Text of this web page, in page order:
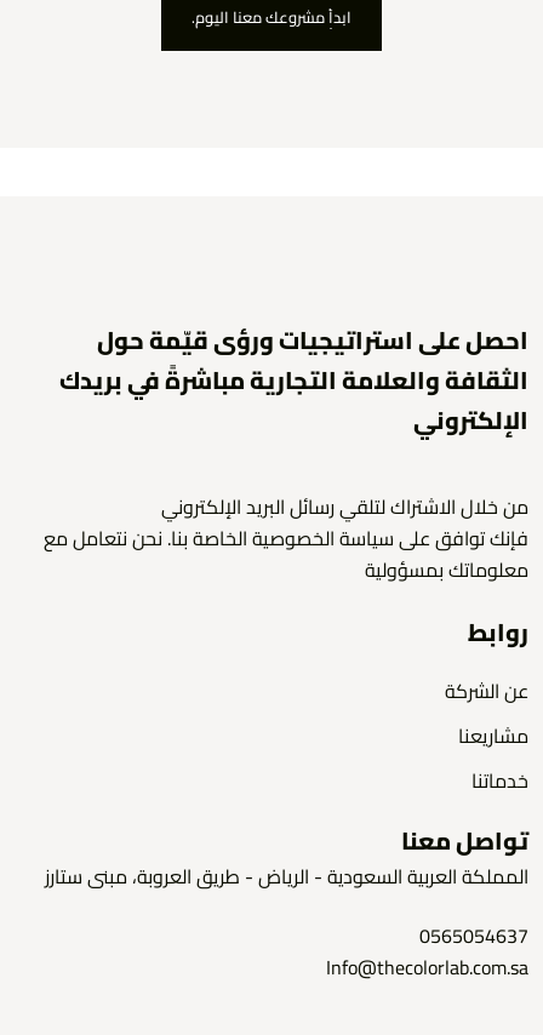
ابدأ مشروعك معنا اليوم.
ابدأ مشروعك معنا اليوم.
احصل على استراتيجيات ورؤى قيّمة حول
الثقافة والعلامة التجارية مباشرةً في بريدك
الإلكتروني
من خلال الاشتراك لتلقي رسائل البريد الإلكتروني
فإنك توافق على سياسة الخصوصية الخاصة بنا. نحن نتعامل مع
معلوماتك بمسؤولية
روابط
عن الشركة
مشاريعنا
خدماتنا
تواصل معنا
المملكة العربية السعودية - الرياض - طريق العروبة، مبنى ستارز
0565054637
Info@thecolorlab.com.sa